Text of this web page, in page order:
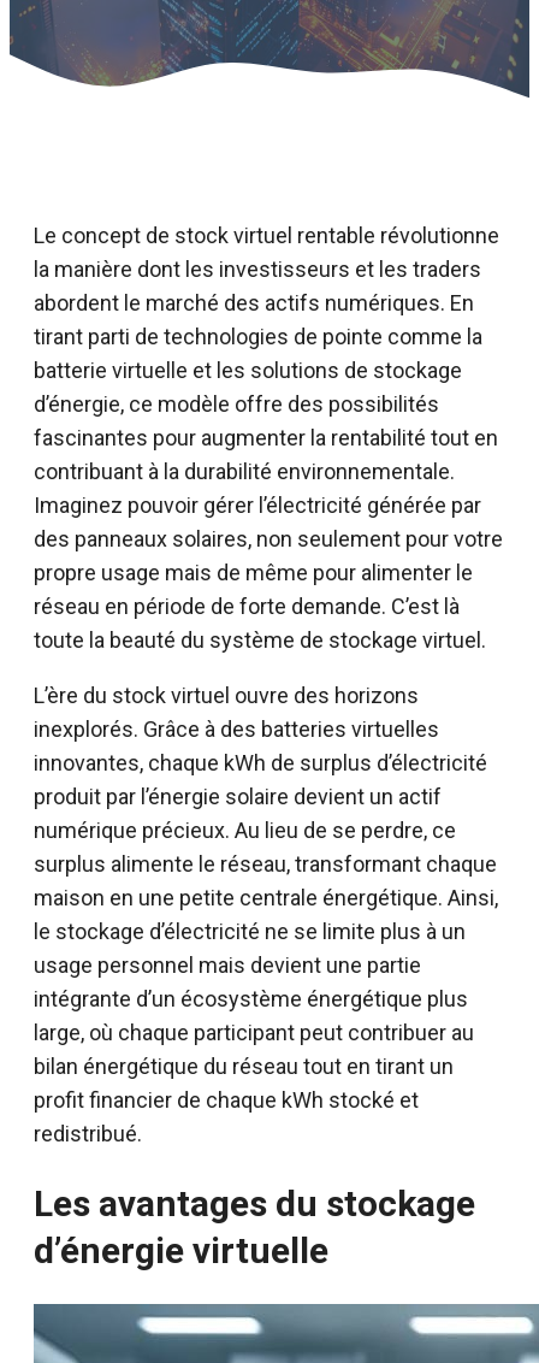
Le concept de stock virtuel rentable révolutionne
la manière dont les investisseurs et les traders
abordent le marché des actifs numériques. En
tirant parti de technologies de pointe comme la
batterie virtuelle et les solutions de stockage
d’énergie, ce modèle offre des possibilités
fascinantes pour augmenter la rentabilité tout en
contribuant à la durabilité environnementale.
Imaginez pouvoir gérer l’électricité générée par
des panneaux solaires, non seulement pour votre
propre usage mais de même pour alimenter le
réseau en période de forte demande. C’est là
toute la beauté du système de stockage virtuel.
L’ère du stock virtuel ouvre des horizons
inexplorés. Grâce à des batteries virtuelles
innovantes, chaque kWh de surplus d’électricité
produit par l’énergie solaire devient un actif
numérique précieux. Au lieu de se perdre, ce
surplus alimente le réseau, transformant chaque
maison en une petite centrale énergétique. Ainsi,
le stockage d’électricité ne se limite plus à un
usage personnel mais devient une partie
intégrante d’un écosystème énergétique plus
large, où chaque participant peut contribuer au
bilan énergétique du réseau tout en tirant un
profit financier de chaque kWh stocké et
redistribué.
Les avantages du stockage
d’énergie virtuelle